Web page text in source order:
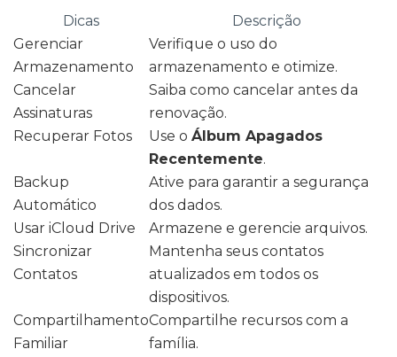
Dicas
Descrição
Gerenciar
Armazenamento
Verifique o uso do
armazenamento e otimize.
Cancelar
Assinaturas
Saiba como cancelar antes da
renovação.
Recuperar Fotos
Use o Álbum Apagados
Recentemente.
Backup
Automático
Ative para garantir a segurança
dos dados.
Usar iCloud Drive
Armazene e gerencie arquivos.
Sincronizar
Contatos
Mantenha seus contatos
atualizados em todos os
dispositivos.
Compartilhamento
Familiar
Compartilhe recursos com a
família.